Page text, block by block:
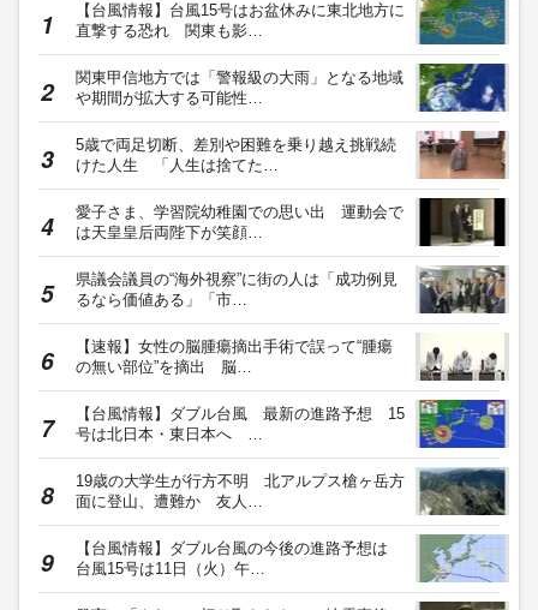
【台風情報】台風15号はお盆休みに東北地方に
直撃する恐れ 関東も影…
関東甲信地方では「警報級の大雨」となる地域
や期間が拡大する可能性…
5歳で両足切断、差別や困難を乗り越え挑戦続
けた人生 「人生は捨てた…
愛子さま、学習院幼稚園での思い出 運動会で
は天皇皇后両陛下が笑顔…
県議会議員の“海外視察”に街の人は「成功例見
るなら価値ある」「市…
【速報】女性の脳腫瘍摘出手術で誤って“腫瘍
の無い部位”を摘出 脳…
【台風情報】ダブル台風 最新の進路予想 15
号は北日本・東日本へ …
19歳の大学生が行方不明 北アルプス槍ヶ岳方
面に登山、遭難か 友人…
【台風情報】ダブル台風の今後の進路予想は
台風15号は11日（火）午…